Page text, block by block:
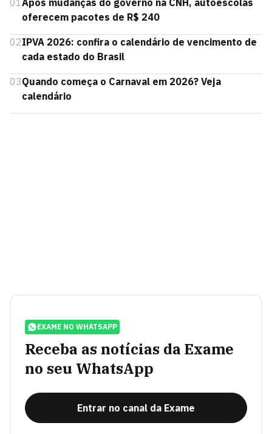
01Após mudanças do governo na CNH, autoescolas
oferecem pacotes de R$ 240
02IPVA 2026: confira o calendário de vencimento de
cada estado do Brasil
03Quando começa o Carnaval em 2026? Veja
calendário
EXAME NO WHATSAPP
Receba as notícias da Exame
no seu WhatsApp
Entrar no canal da Exame